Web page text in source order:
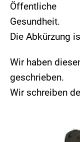
Öffentliche
Gesundheit.
Die Abkürzung
Wir haben
geschrieben.
Wir schreiben